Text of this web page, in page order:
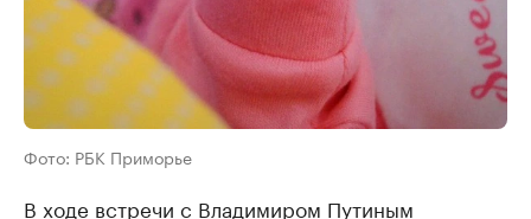
Фото: РБК Приморье
В ходе встречи с Владимиром Путиным